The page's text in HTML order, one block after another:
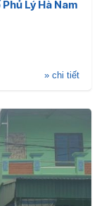
Lý Hà Nam
» chi tiết